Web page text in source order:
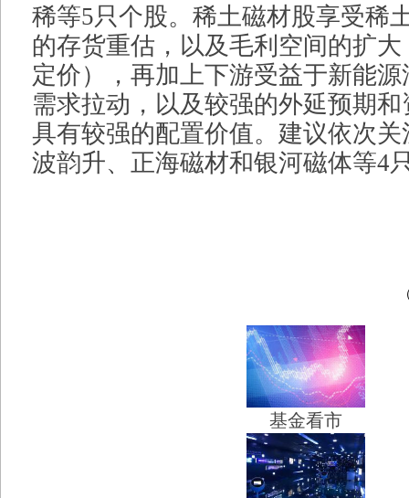
稀等5只个股。稀土磁材股享受稀
的存货重估，以及毛利空间的扩
定价），再加上下游受益于新能
需求拉动，以及较强的外延预期
具有较强的配置价值。建议依次
波韵升、正海磁材和银河磁体等4
基金看市